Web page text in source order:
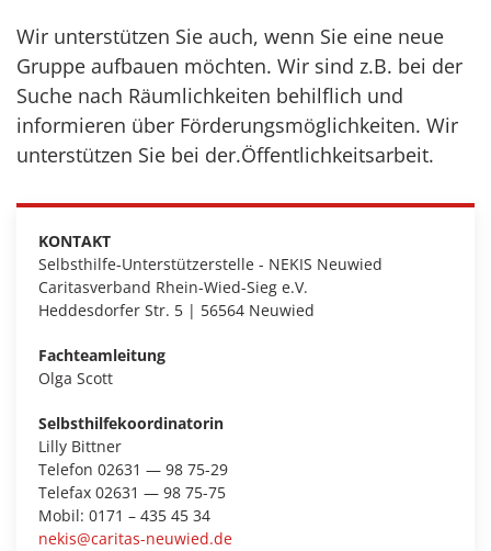
Wir unterstützen Sie auch, wenn Sie eine neue
Gruppe aufbauen möchten. Wir sind z.B. bei der
Suche nach Räumlichkeiten behilflich und
informieren über Förderungsmöglichkeiten. Wir
unterstützen Sie bei der.Öffentlichkeitsarbeit.
KONTAKT
Selbsthilfe-Unterstützerstelle - NEKIS Neuwied
Caritasverband Rhein-Wied-Sieg e.V.
Heddesdorfer Str. 5 | 56564 Neuwied
Fachteamleitung
Olga Scott
Selbsthilfekoordinatorin
Lilly Bittner
Telefon 02631 — 98 75-29
Telefax 02631 — 98 75-75
Mobil: 0171 – 435 45 34
nekis@caritas-neuwied.de